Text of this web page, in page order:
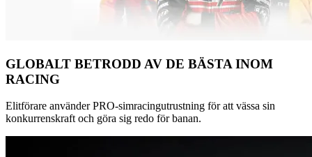
GLOBALT BETRODD AV DE BÄSTA INOM
RACING
Elitförare använder PRO-simracingutrustning för att vässa sin
konkurrenskraft och göra sig redo för banan.